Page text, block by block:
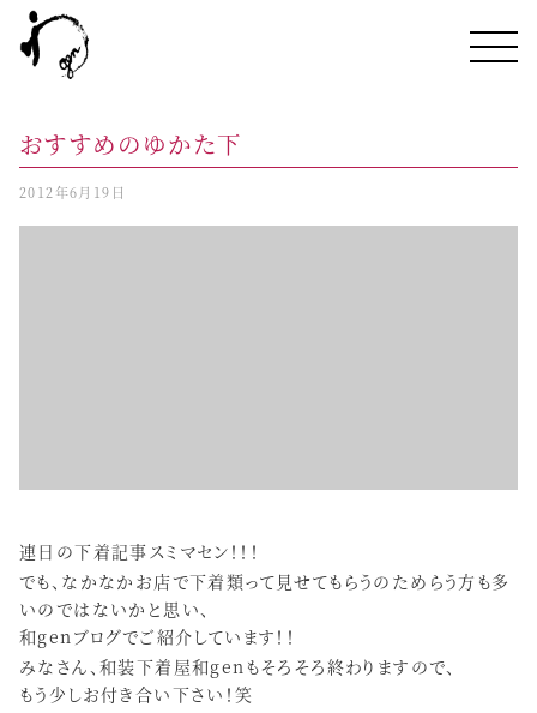
おすすめのゆかた下
2012年6月19日
連日の下着記事スミマセン！！！
でも、なかなかお店で下着類って見せてもらうのためらう方も多
いのではないかと思い、
和genブログでご紹介しています！！
みなさん、和装下着屋和genもそろそろ終わりますので、
もう少しお付き合い下さい！笑